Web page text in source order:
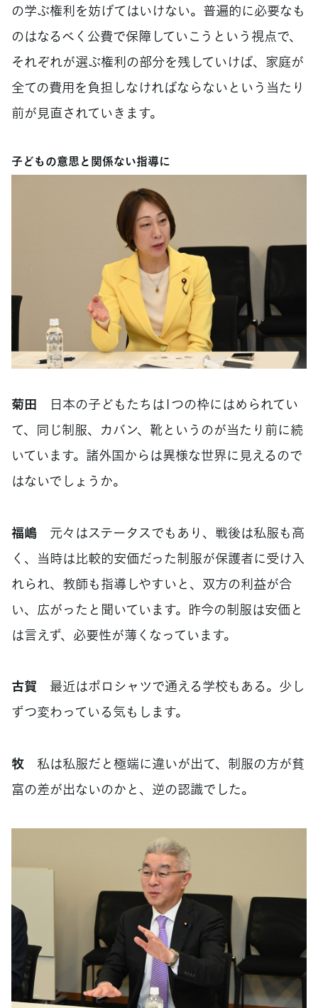
の学ぶ権利を妨げてはいけない。普遍的に必要なも
のはなるべく公費で保障していこうという視点で、
それぞれが選ぶ権利の部分を残していけば、家庭が
全ての費用を負担しなければならないという当たり
前が見直されていきます。
子どもの意思と関係ない指導に
菊田 日本の子どもたちは1つの枠にはめられてい
て、同じ制服、カバン、靴というのが当たり前に続
いています。諸外国からは異様な世界に見えるので
はないでしょうか。
福嶋 元々はステータスでもあり、戦後は私服も高
く、当時は比較的安価だった制服が保護者に受け入
れられ、教師も指導しやすいと、双方の利益が合
い、広がったと聞いています。昨今の制服は安価と
は言えず、必要性が薄くなっています。
古賀 最近はポロシャツで通える学校もある。少し
ずつ変わっている気もします。
牧 私は私服だと極端に違いが出て、制服の方が貧
富の差が出ないのかと、逆の認識でした。